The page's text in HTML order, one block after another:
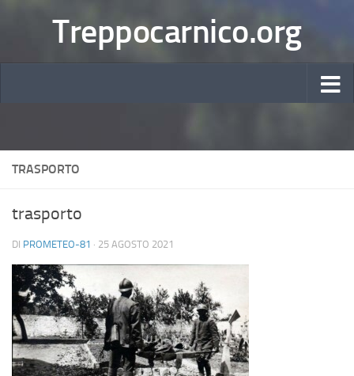
Treppocarnico.org
TRASPORTO
trasporto
DI PROMETEO-81 · 25 AGOSTO 2021